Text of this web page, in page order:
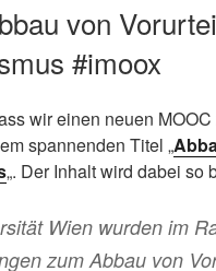
von
#imoox
wir einen neuen
spannenden Titel „
„. Der Inhalt wird dabei so
Wien wurden im
zum Abbau von